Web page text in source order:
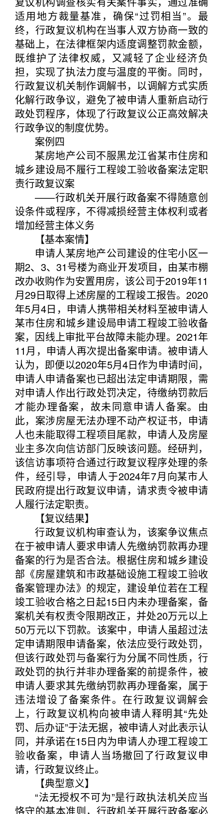
适用地方裁量基准，确保“过罚相当”。最
终，行政复议机构在当事人双方协商一致的
基础上，在法律框架内适度调整罚款金额，
既维护了法律权威，又减轻了企业经济负
担，实现了执法力度与温度的平衡。同时，
行政复议机关制作调解书，以调解方式实质
化解行政争议，避免了被申请人重新启动行
政处罚程序，体现了行政复议公正高效解决
行政争议的制度优势。
案例四
某房地产公司不服黑龙江省某市住房和
城乡建设局不履行工程竣工验收备案法定职
责行政复议案
——行政机关开展行政备案不得随意创
设条件或程序，不得减损经营主体权利或者
增加经营主体义务
【基本案情】
申请人某房地产公司建设的住宅小区一
期2、3、31号楼为商业开发项目，由某市棚
改办收购作为安置用房，该公司于2019年11
月29日取得上述房屋的工程竣工报告。2020
年5月4日，申请人携带相关材料至被申请人
某市住房和城乡建设局申请工程竣工验收备
案，因线上审批平台故障未能办理。2021年
11月，申请人再次提出备案申请。被申请人
认为，即便以2020年5月4日作为申请时间，
申请人申请备案也已超出法定申请期限，需
对申请人作出行政处罚决定，待缴纳罚款后
才能办理备案，故未同意申请人备案。由
此，案涉房屋无法办理不动产权证书，申请
人也未能取得工程项目尾款，申请人及房屋
业主多次向信访部门反映该问题。经研判，
该信访事项符合通过行政复议程序处理的条
件，经引导，申请人于2024年7月向某市人
民政府提出行政复议申请，请求责令被申请
人履行法定职责。
【复议结果】
行政复议机构审查认为，该案争议焦点
在于被申请人要求申请人先缴纳罚款再办理
备案的行为是否合法。根据住房和城乡建设
部《房屋建筑和市政基础设施工程竣工验收
备案管理办法》的规定，建设单位若在工程
竣工验收合格之日起15日内未办理备案，备
案机关有权责令限期改正，并处20万元以上
50万元以下罚款。该案中，申请人虽超过法
定申请期限申请备案，依法应受行政处罚，
但该行政处罚与备案行为分属不同性质，行
政处罚的执行并非办理备案的前提条件，被
申请人要求其先缴纳罚款再办理备案，属于
违法增设了备案条件。在行政复议调解会
上，行政复议机构向被申请人释明其“先处
罚、后办证”于法无据，被申请人对此表示认
同，并承诺在15日内为申请人办理工程竣工
验收备案，申请人当场撤回了行政复议申
请，行政复议终止。
【典型意义】
“法无授权不可为”是行政执法机关应当
恪守的基本准则，行政机关开展行政备案必